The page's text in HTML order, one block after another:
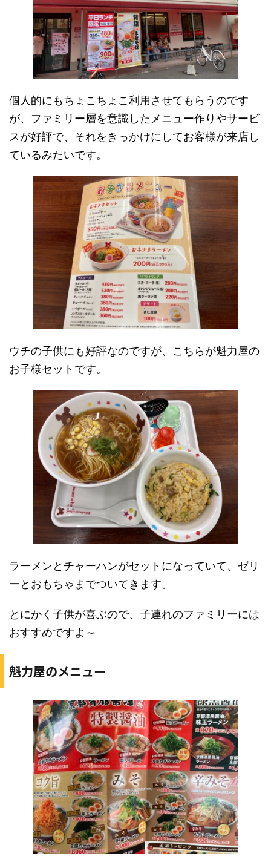
個人的にもちょこちょこ利用させてもらうのです
が、ファミリー層を意識したメニュー作りやサービ
スが好評で、それをきっかけにしてお客様が来店し
ているみたいです。
ウチの子供にも好評なのですが、こちらが魁力屋の
お子様セットです。
ラーメンとチャーハンがセットになっていて、ゼリ
ーとおもちゃまでついてきます。
とにかく子供が喜ぶので、子連れのファミリーには
おすすめですよ～
魁力屋のメニュー